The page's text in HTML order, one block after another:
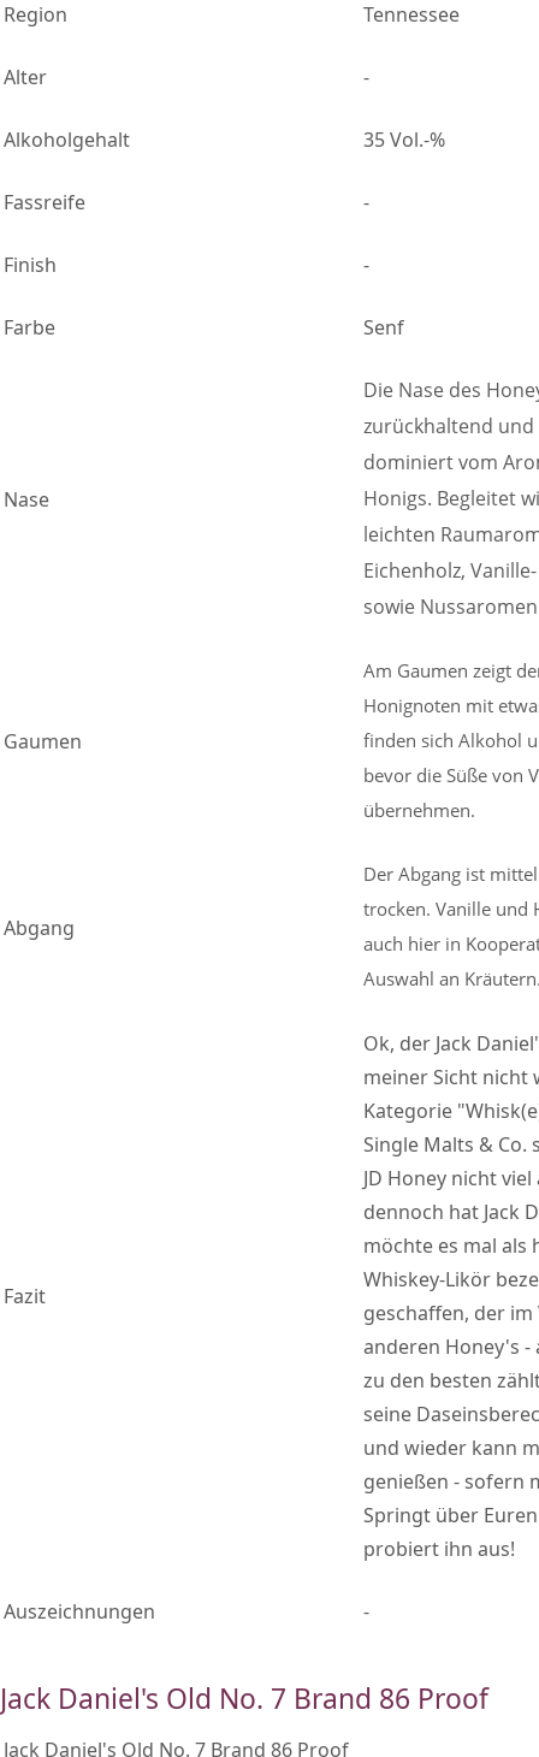
Region Tennessee
Alter -
Alkoholgehalt 35 Vol.-%
Fassreife -
Finish -
Farbe Senf
Nase
Die Nase des
zurückhaltend
dominiert vom
Honigs. Begleitet
leichten
Eichenholz,
sowie
Gaumen
Am Gaumen zeigt
Honignoten mit
finden sich Alkohol
bevor die Süße von
übernehmen.
Abgang
Der Abgang ist
trocken. Vanille und
auch hier in
Auswahl an
Fazit
Ok, der Jack
meiner Sicht nicht
Kategorie
Single Malts &
JD Honey nicht
dennoch hat Jack
möchte es mal
Whiskey-Likör
geschaffen, der
anderen Honey's -
zu den besten
seine
und wieder kann
genießen - sofern
Springt über
probiert ihn aus!
Auszeichnungen -
Jack Daniel's Old No. 7 Brand 86 Proof
Jack Daniel's Old No. 7 Brand 86 Proof